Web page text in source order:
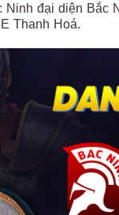
đại diện Bắc
Thanh Hoá.